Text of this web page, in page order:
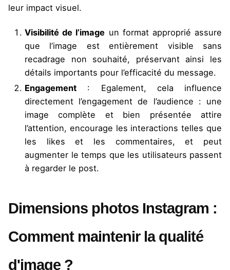
leur impact visuel.
Visibilité de l’image un format approprié assure
que l’image est entièrement visible sans
recadrage non souhaité, préservant ainsi les
détails importants pour l’efficacité du message.
Engagement : Egalement, cela influence
directement l’engagement de l’audience : une
image complète et bien présentée attire
l’attention, encourage les interactions telles que
les likes et les commentaires, et peut
augmenter le temps que les utilisateurs passent
à regarder le post.
Dimensions photos Instagram :
Comment maintenir la qualité
d'image ?